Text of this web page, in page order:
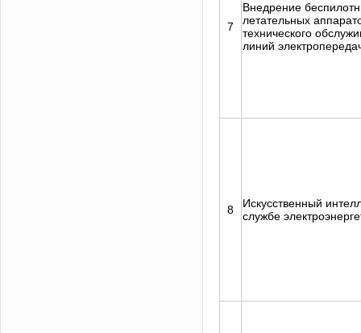
7
Внедрение
летательных
технического
линий
8
Искусственный
службе